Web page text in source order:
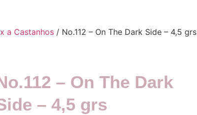
a Castanhos / No.112 – On The Dark Side – 4,5 grs
– On The Dark
– 4,5 grs